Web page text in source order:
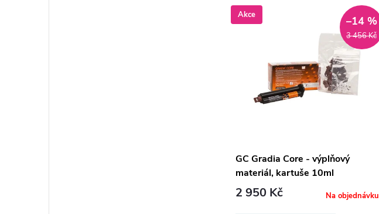
Akce
3 456 Kč
–14 %
GC Gradia Core - výplňový
materiál, kartuše 10ml
2 950 Kč Na objednávku